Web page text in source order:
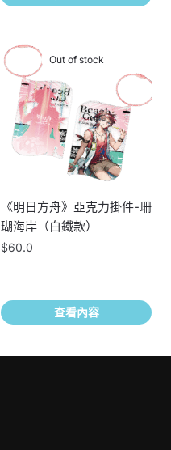
Out of stock
《明日方舟》亞克力掛件-珊
瑚海岸（白鐵款）
$60.0
查看內容